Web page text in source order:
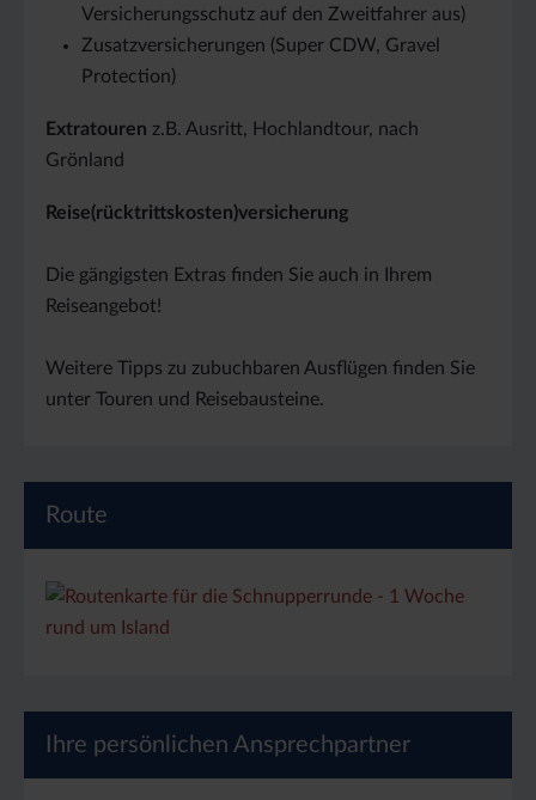
Versicherungsschutz auf den Zweitfahrer aus)
Zusatzversicherungen (Super CDW, Gravel
Protection)
Extratouren z.B. Ausritt, Hochlandtour, nach
Grönland
Reise(rücktrittskosten)versicherung
Die gängigsten Extras finden Sie auch in Ihrem
Reiseangebot!
Weitere Tipps zu zubuchbaren Ausflügen finden Sie
unter Touren und Reisebausteine.
Route
Ihre persönlichen Ansprechpartner